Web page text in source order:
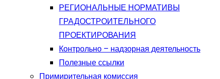
РЕГИОНАЛЬНЫЕ НОРМАТИВЫ
ГРАДОСТРОИТЕЛЬНОГО
ПРОЕКТИРОВАНИЯ
Контрольно – надзорная деятельность
Полезные ссылки
Примирительная комиссия